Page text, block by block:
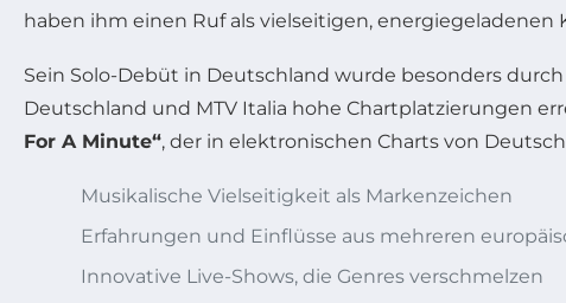
haben ihm einen Ruf als vielseitigen, energiegeladenen
Sein Solo-Debüt in Deutschland wurde besonders
Deutschland und MTV Italia hohe Chartplatzierungen
For A Minute“, der in elektronischen Charts von
Musikalische Vielseitigkeit als Markenzeichen
Erfahrungen und Einflüsse aus mehreren
Innovative Live-Shows, die Genres verschmelzen